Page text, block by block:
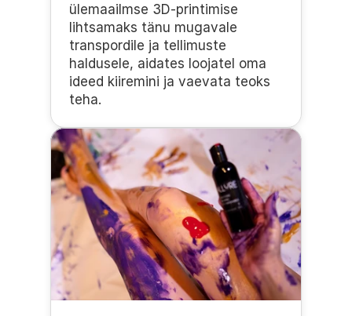
ülemaailmse 3D-printimise
lihtsamaks tänu mugavale
transpordile ja tellimuste
haldusele, aidates loojatel oma
ideed kiiremini ja vaevata teoks
teha.